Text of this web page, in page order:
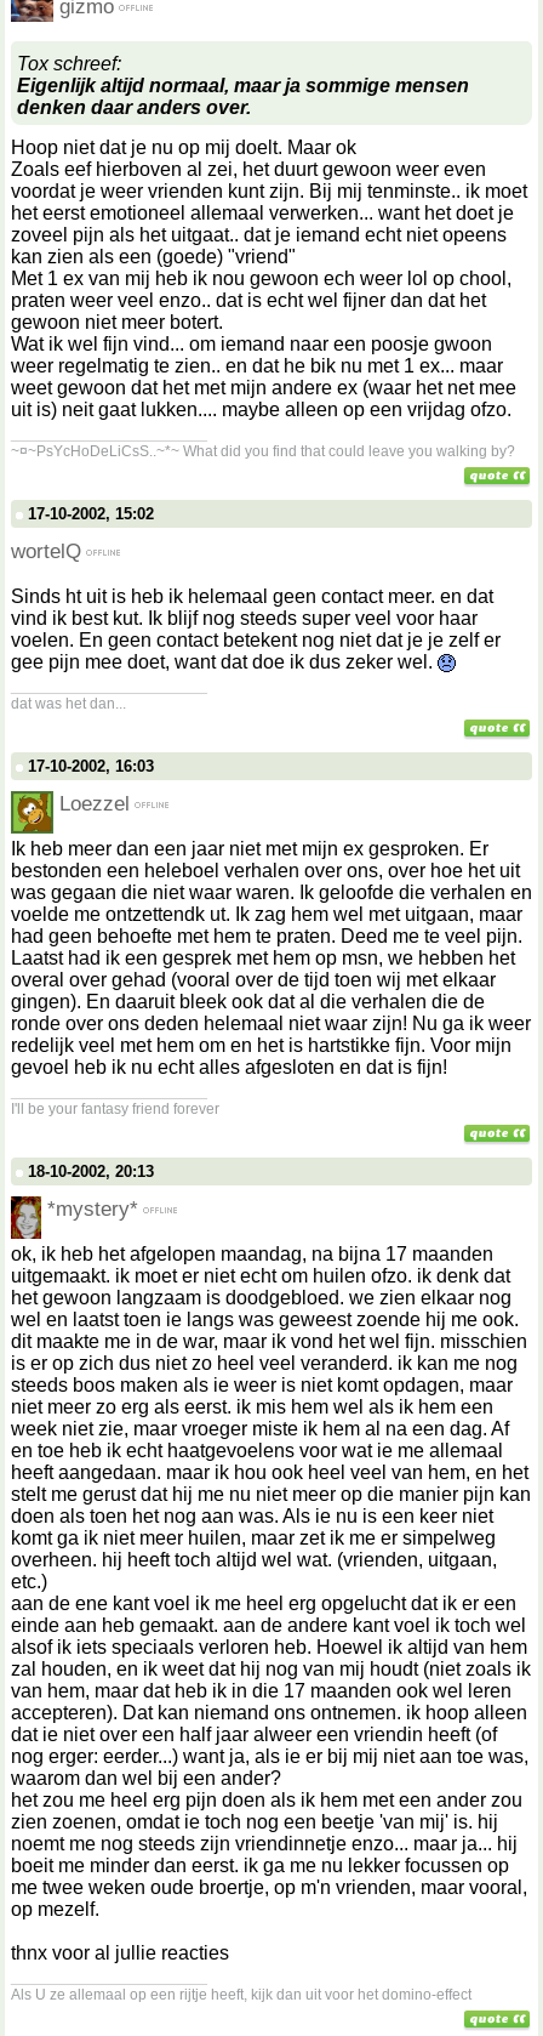
gizmo
Tox schreef:
Eigenlijk altijd normaal, maar ja sommige mensen
denken daar anders over.
Hoop niet dat je nu op mij doelt. Maar ok
Zoals eef hierboven al zei, het duurt gewoon weer even
voordat je weer vrienden kunt zijn. Bij mij tenminste.. ik moet
het eerst emotioneel allemaal verwerken... want het doet je
zoveel pijn als het uitgaat.. dat je iemand echt niet opeens
kan zien als een (goede) "vriend"
Met 1 ex van mij heb ik nou gewoon ech weer lol op chool,
praten weer veel enzo.. dat is echt wel fijner dan dat het
gewoon niet meer botert.
Wat ik wel fijn vind... om iemand naar een poosje gwoon
weer regelmatig te zien.. en dat he bik nu met 1 ex... maar
weet gewoon dat het met mijn andere ex (waar het net mee
uit is) neit gaat lukken.... maybe alleen op een vrijdag ofzo.
~¤~PsYcHoDeLiCsS..~*~ What did you find that could leave you walking by?
17-10-2002, 15:02
wortelQ
Sinds ht uit is heb ik helemaal geen contact meer. en dat
vind ik best kut. Ik blijf nog steeds super veel voor haar
voelen. En geen contact betekent nog niet dat je je zelf er
gee pijn mee doet, want dat doe ik dus zeker wel.
dat was het dan...
17-10-2002, 16:03
Loezzel
Ik heb meer dan een jaar niet met mijn ex gesproken. Er
bestonden een heleboel verhalen over ons, over hoe het uit
was gegaan die niet waar waren. Ik geloofde die verhalen en
voelde me ontzettendk ut. Ik zag hem wel met uitgaan, maar
had geen behoefte met hem te praten. Deed me te veel pijn.
Laatst had ik een gesprek met hem op msn, we hebben het
overal over gehad (vooral over de tijd toen wij met elkaar
gingen). En daaruit bleek ook dat al die verhalen die de
ronde over ons deden helemaal niet waar zijn! Nu ga ik weer
redelijk veel met hem om en het is hartstikke fijn. Voor mijn
gevoel heb ik nu echt alles afgesloten en dat is fijn!
I'll be your fantasy friend forever
18-10-2002, 20:13
*mystery*
ok, ik heb het afgelopen maandag, na bijna 17 maanden
uitgemaakt. ik moet er niet echt om huilen ofzo. ik denk dat
het gewoon langzaam is doodgebloed. we zien elkaar nog
wel en laatst toen ie langs was geweest zoende hij me ook.
dit maakte me in de war, maar ik vond het wel fijn. misschien
is er op zich dus niet zo heel veel veranderd. ik kan me nog
steeds boos maken als ie weer is niet komt opdagen, maar
niet meer zo erg als eerst. ik mis hem wel als ik hem een
week niet zie, maar vroeger miste ik hem al na een dag. Af
en toe heb ik echt haatgevoelens voor wat ie me allemaal
heeft aangedaan. maar ik hou ook heel veel van hem, en het
stelt me gerust dat hij me nu niet meer op die manier pijn kan
doen als toen het nog aan was. Als ie nu is een keer niet
komt ga ik niet meer huilen, maar zet ik me er simpelweg
overheen. hij heeft toch altijd wel wat. (vrienden, uitgaan,
etc.)
aan de ene kant voel ik me heel erg opgelucht dat ik er een
einde aan heb gemaakt. aan de andere kant voel ik toch wel
alsof ik iets speciaals verloren heb. Hoewel ik altijd van hem
zal houden, en ik weet dat hij nog van mij houdt (niet zoals ik
van hem, maar dat heb ik in die 17 maanden ook wel leren
accepteren). Dat kan niemand ons ontnemen. ik hoop alleen
dat ie niet over een half jaar alweer een vriendin heeft (of
nog erger: eerder...) want ja, als ie er bij mij niet aan toe was,
waarom dan wel bij een ander?
het zou me heel erg pijn doen als ik hem met een ander zou
zien zoenen, omdat ie toch nog een beetje 'van mij' is. hij
noemt me nog steeds zijn vriendinnetje enzo... maar ja... hij
boeit me minder dan eerst. ik ga me nu lekker focussen op
me twee weken oude broertje, op m'n vrienden, maar vooral,
op mezelf.
thnx voor al jullie reacties
Als U ze allemaal op een rijtje heeft, kijk dan uit voor het domino-effect